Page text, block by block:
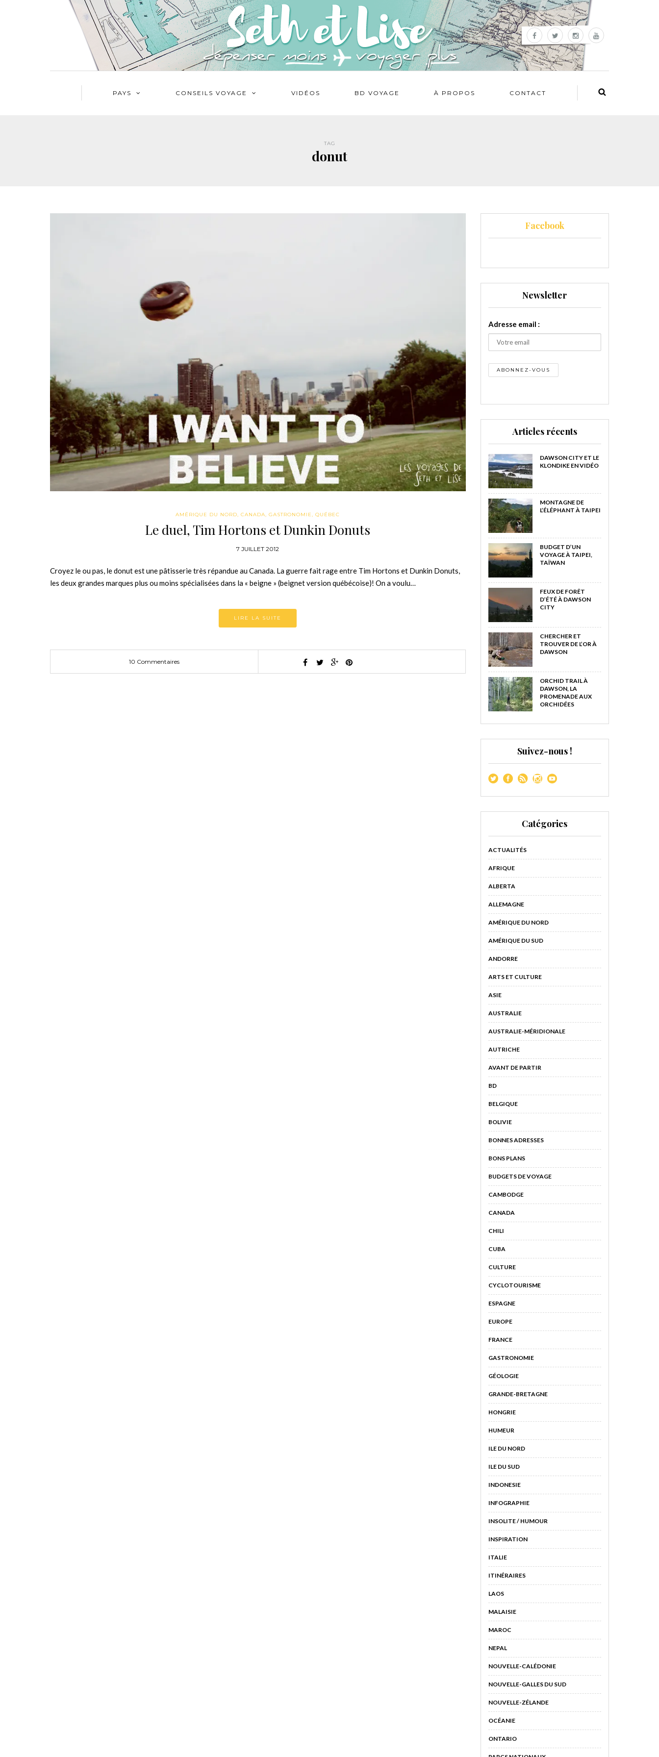
PAYS CONSEILS VOYAGE VIDÉOS BD VOYAGE À PROPOS CONTACT
TAG
donut
AMÉRIQUE DU NORD,CANADA,GASTRONOMIE,QUÉBEC
Le duel, Tim Hortons et Dunkin Donuts
7 JUILLET 2012
Croyez le ou pas, le donut est une pâtisserie très répandue au Canada. La guerre fait rage entre Tim Hortons et Dunkin Donuts,
les deux grandes marques plus ou moins spécialisées dans la « beigne » (beignet version québécoise)! On a voulu…
LIRE LA SUITE
10 Commentaires
Facebook
Newsletter
Adresse email :
Articles récents
DAWSON CITY ET LE
KLONDIKE EN VIDÉO
MONTAGNE DE
L’ÉLÉPHANT À TAIPEI
BUDGET D’UN
VOYAGE À TAIPEI,
TAÏWAN
FEUX DE FORÊT
D’ÉTÉ À DAWSON
CITY
CHERCHER ET
TROUVER DE L’OR À
DAWSON
ORCHID TRAIL À
DAWSON, LA
PROMENADE AUX
ORCHIDÉES
Suivez-nous !
Catégories
ACTUALITÉS
AFRIQUE
ALBERTA
ALLEMAGNE
AMÉRIQUE DU NORD
AMÉRIQUE DU SUD
ANDORRE
ARTS ET CULTURE
ASIE
AUSTRALIE
AUSTRALIE-MÉRIDIONALE
AUTRICHE
AVANT DE PARTIR
BD
BELGIQUE
BOLIVIE
BONNES ADRESSES
BONS PLANS
BUDGETS DE VOYAGE
CAMBODGE
CANADA
CHILI
CUBA
CULTURE
CYCLOTOURISME
ESPAGNE
EUROPE
FRANCE
GASTRONOMIE
GÉOLOGIE
GRANDE-BRETAGNE
HONGRIE
HUMEUR
ILE DU NORD
ILE DU SUD
INDONESIE
INFOGRAPHIE
INSOLITE / HUMOUR
INSPIRATION
ITALIE
ITINÉRAIRES
LAOS
MALAISIE
MAROC
NEPAL
NOUVELLE-CALÉDONIE
NOUVELLE-GALLES DU SUD
NOUVELLE-ZÉLANDE
OCÉANIE
ONTARIO